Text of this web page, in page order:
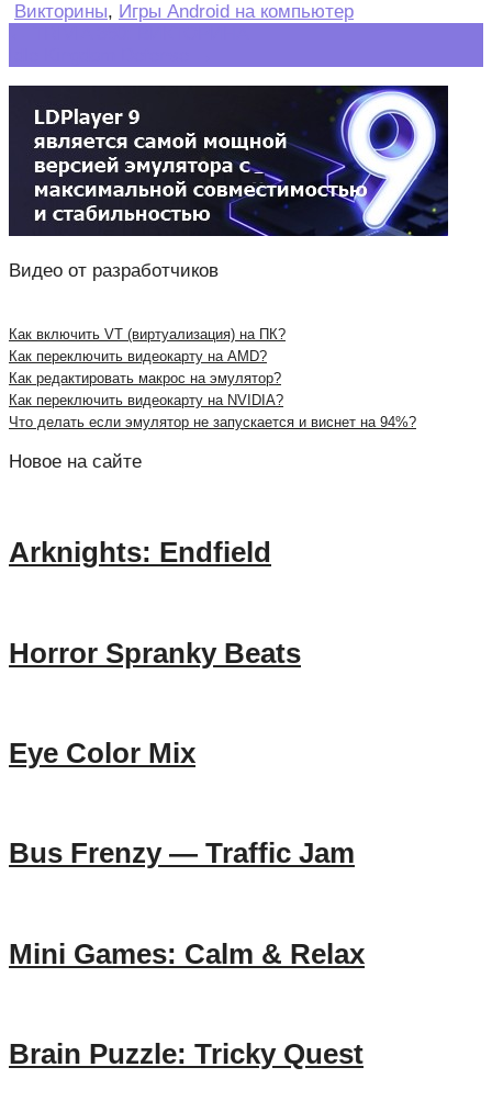
Викторины, Игры Android на компьютер
navigation
Видео от разработчиков
Как включить VT (виртуализация) на ПК?
Как переключить видеокарту на AMD?
Как редактировать макрос на эмулятор?
Как переключить видеокарту на NVIDIA?
Что делать если эмулятор не запускается и виснет на 94%?
Новое на сайте
Arknights: Endfield
Horror Spranky Beats
Eye Color Mix
Bus Frenzy — Traffic Jam
Mini Games: Calm & Relax
Brain Puzzle: Tricky Quest